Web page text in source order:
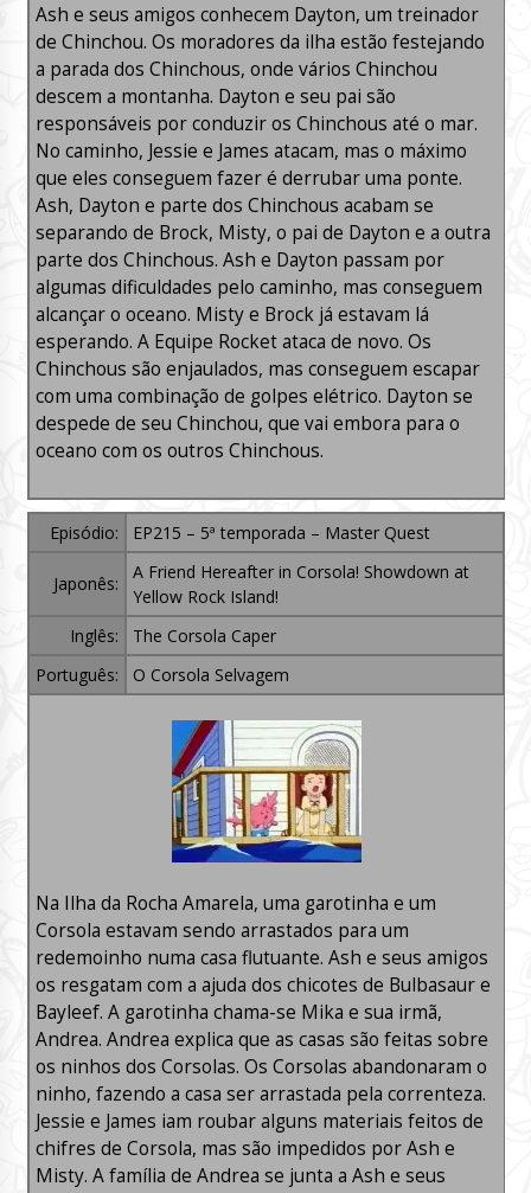
Ash e seus amigos conhecem Dayton, um treinador
de Chinchou. Os moradores da ilha estão festejando
a parada dos Chinchous, onde vários Chinchou
descem a montanha. Dayton e seu pai são
responsáveis por conduzir os Chinchous até o mar.
No caminho, Jessie e James atacam, mas o máximo
que eles conseguem fazer é derrubar uma ponte.
Ash, Dayton e parte dos Chinchous acabam se
separando de Brock, Misty, o pai de Dayton e a outra
parte dos Chinchous. Ash e Dayton passam por
algumas dificuldades pelo caminho, mas conseguem
alcançar o oceano. Misty e Brock já estavam lá
esperando. A Equipe Rocket ataca de novo. Os
Chinchous são enjaulados, mas conseguem escapar
com uma combinação de golpes elétrico. Dayton se
despede de seu Chinchou, que vai embora para o
oceano com os outros Chinchous.
Episódio: EP215 – 5ª temporada – Master Quest
Japonês:
A Friend Hereafter in Corsola! Showdown at
Yellow Rock Island!
Inglês:
The Corsola Caper
Português:
O Corsola Selvagem
Na Ilha da Rocha Amarela, uma garotinha e um
Corsola estavam sendo arrastados para um
redemoinho numa casa flutuante. Ash e seus amigos
os resgatam com a ajuda dos chicotes de Bulbasaur e
Bayleef. A garotinha chama-se Mika e sua irmã,
Andrea. Andrea explica que as casas são feitas sobre
os ninhos dos Corsolas. Os Corsolas abandonaram o
ninho, fazendo a casa ser arrastada pela correnteza.
Jessie e James iam roubar alguns materiais feitos de
chifres de Corsola, mas são impedidos por Ash e
Misty. A família de Andrea se junta a Ash e seus